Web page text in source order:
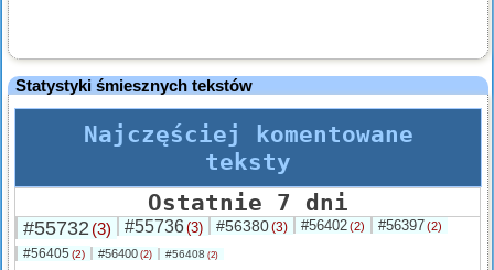
Statystyki śmiesznych tekstów
Najczęściej komentowane
teksty
Ostatnie 7 dni
#55732 (3) #55736(3) #56380(3) #56402(2) #56397(2)
#56405 (2) #56400 (2) #56408 (2)